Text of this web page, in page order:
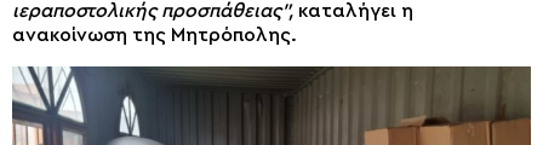
ιεραποστολικής προσπάθειας”, καταλήγει η
ανακοίνωση της Μητρόπολης.